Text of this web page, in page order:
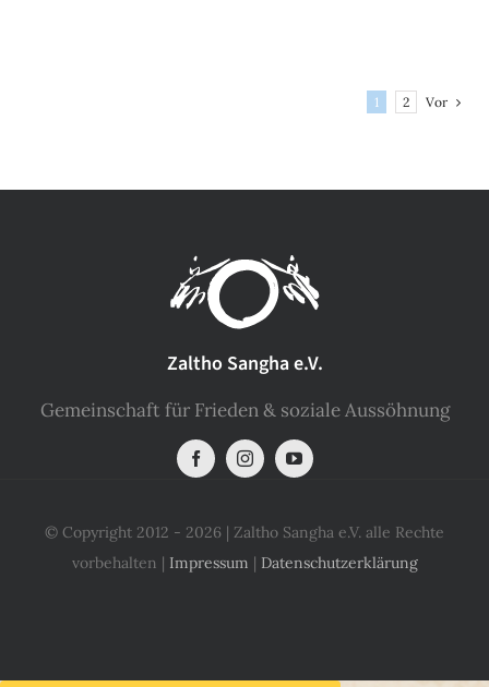
1 2 Vor
Zaltho Sangha e.V.
Gemeinschaft für Frieden & soziale Aussöhnung
© Copyright 2012 - 2026 | Zaltho Sangha e.V. alle Rechte
vorbehalten | Impressum | Datenschutzerklärung